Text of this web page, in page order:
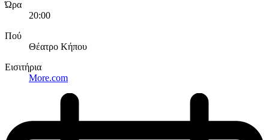
Ώρα
20:00
Πού
Θέατρο Κήπου
Εισιτήρια
More.com